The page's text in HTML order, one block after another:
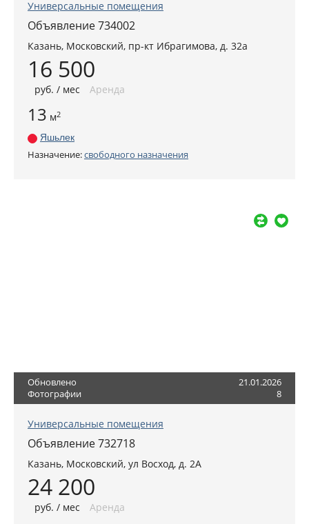
Универсальные помещения
Объявление 734002
Казань, Московский, пр-кт Ибрагимова, д. 32а
16 500
руб. / мес Аренда
13 м2
Яшьлек
Назначение:свободного назначения
Обновлено
21.01.2026
Фотографии
8
Универсальные помещения
Объявление 732718
Казань, Московский, ул Восход, д. 2А
24 200
руб. / мес Аренда